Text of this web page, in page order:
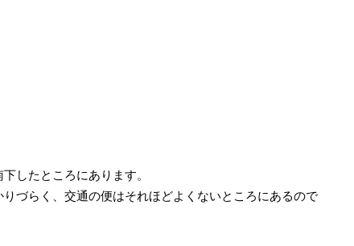
したところにあります。
づらく、交通の便はそれほどよくないところにあるので